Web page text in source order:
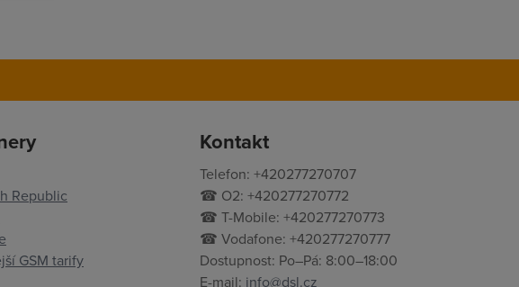
Republic
GSM tarify
Kontakt
Telefon: +420277270707
☎ O2: +420277270772
☎ T-Mobile: +420277270773
☎ Vodafone: +420277270777
Dostupnost: Po–Pá: 8:00–18:00
E-mail: info@dsl.cz